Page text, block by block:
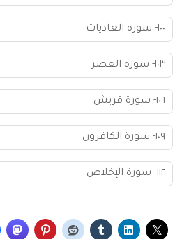
١٠٠- سورة العاديات
١٠٣- سورة العصر
١٠٦- سورة قريش
١٠٩- سورة الكافرون
١١٢- سورة الإخلاص